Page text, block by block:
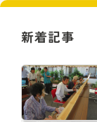
新着記事